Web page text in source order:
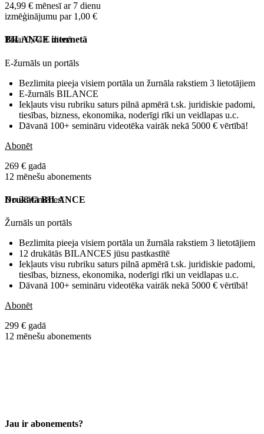
24,99 € mēnesī ar 7 dienu
izmēģinājumu par 1,00 €
Tikai 0,74 € dienā
BILANCE internetā
E-žurnāls un portāls
Bezlimita pieeja visiem portāla un žurnāla rakstiem 3 lietotājiem
E-žurnāls BILANCE
Iekļauts visu rubriku saturs pilnā apmērā t.sk. juridiskie padomi,
tiesības, bizness, ekonomika, noderīgi rīki un veidlapas u.c.
Dāvanā 100+ semināru videotēka vairāk nekā 5000 € vērtībā!
Abonēt
269 € gadā
12 mēnešu abonements
No 28 € mēnesī
Drukātā BILANCE
Žurnāls un portāls
Bezlimita pieeja visiem portāla un žurnāla rakstiem 3 lietotājiem
12 drukātās BILANCES jūsu pastkastītē
Iekļauts visu rubriku saturs pilnā apmērā t.sk. juridiskie padomi,
tiesības, bizness, ekonomika, noderīgi rīki un veidlapas u.c.
Dāvanā 100+ semināru videotēka vairāk nekā 5000 € vērtībā!
Abonēt
299 € gadā
12 mēnešu abonements
Jau ir abonements?